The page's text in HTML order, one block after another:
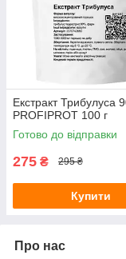
Екстракт Трибулуса
PROFIPROT 100 г
Готово до відправки
275 ₴ 295 ₴
Купити
Про нас